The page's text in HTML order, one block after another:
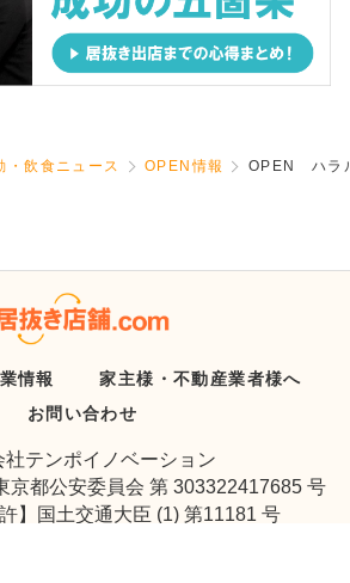
・飲食ニュース OPEN情報 OPEN ハラ
情報
家主様・不動産業者様へ
お問い合わせ
社テンポイノベーション
京都公安委員会 第 303322417685 号
】国土交通大臣 (1) 第11181 号